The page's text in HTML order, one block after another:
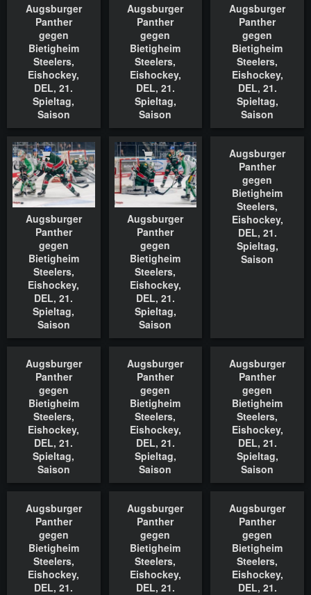
Augsburger
Panther
gegen
Bietigheim
Steelers,
Eishockey,
DEL, 21.
Spieltag,
Saison
2022/2023,
18.11.2022
Augsburger
Panther
gegen
Bietigheim
Steelers,
Eishockey,
DEL, 21.
Spieltag,
Saison
2022/2023,
18.11.2022
Augsburger
Panther
gegen
Bietigheim
Steelers,
Eishockey,
DEL, 21.
Spieltag,
Saison
2022/2023,
In den Warenkorb
Augsburger
Panther
gegen
Bietigheim
Steelers,
Eishockey,
DEL, 21.
Spieltag,
Saison
2022/2023,
In den Warenkorb
Augsburger
Panther
gegen
Bietigheim
Steelers,
Eishockey,
DEL, 21.
Spieltag,
Saison
2022/2023,
In den
Augsburger
Panther
gegen
Bietigheim
Steelers,
Eishockey,
DEL, 21.
Spieltag,
Saison
In den Warenkorb
Augsburger
Panther
gegen
Bietigheim
Steelers,
Eishockey,
DEL, 21.
Spieltag,
Saison
2022/2023,
In den Warenkorb
Augsburger
Panther
gegen
Bietigheim
Steelers,
Eishockey,
DEL, 21.
Spieltag,
Saison
2022/2023,
In den
Augsburger
Panther
gegen
Bietigheim
Steelers,
Eishockey,
DEL, 21.
Spieltag,
Saison
2022/2023,
In den Warenkorb
Augsburger
Panther
gegen
Bietigheim
Steelers,
Eishockey,
DEL, 21.
In den Warenkorb
Augsburger
Panther
gegen
Bietigheim
Steelers,
Eishockey,
DEL, 21.
In den
Augsburger
Panther
gegen
Bietigheim
Steelers,
Eishockey,
DEL, 21.